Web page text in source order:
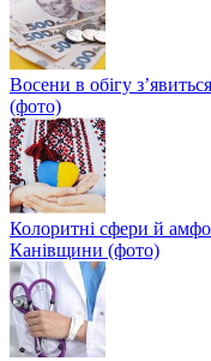
Восени в обігу
(фото)
Колоритні сфери й
Канівщини (фото)